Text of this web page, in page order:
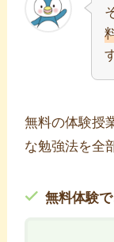
無料の体験授
な勉強法を全
無料体験